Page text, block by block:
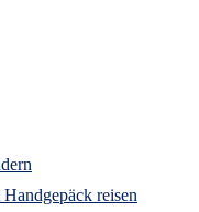
reisen